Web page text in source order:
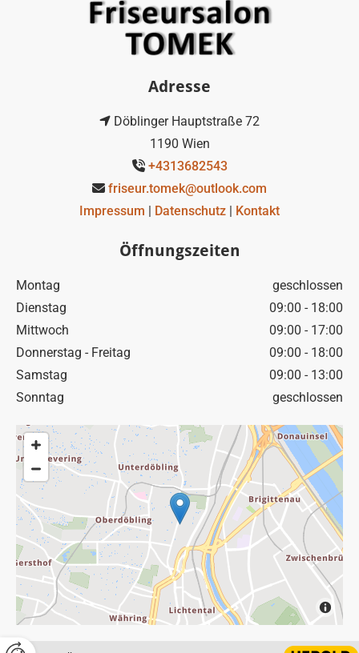
Adresse
 Döblinger Hauptstraße 72
1190 Wien
 +4313682543
 friseur.tomek@outlook.com
Impressum | Datenschutz | Kontakt
Öffnungszeiten
Montag
geschlossen
Dienstag
09:00 - 18:00
Mittwoch
09:00 - 17:00
Donnerstag - Freitag
09:00 - 18:00
Samstag
09:00 - 13:00
Sonntag
geschlossen